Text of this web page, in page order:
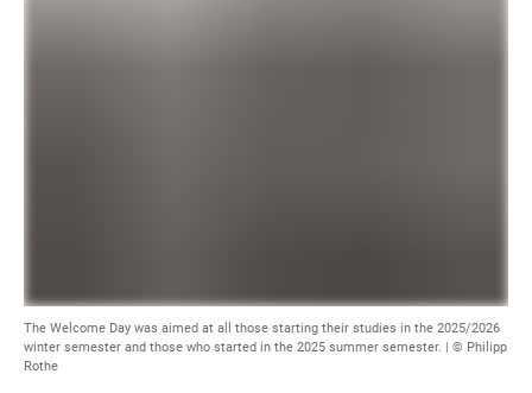
The Welcome Day was aimed at all those starting their studies in the 2025/2026
winter semester and those who started in the 2025 summer semester. | © Philipp
Rothe